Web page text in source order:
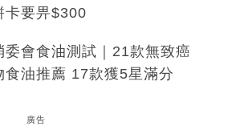
卡要畀$300
委會食油測試｜21款無致癌
食油推薦 17款獲5星滿分
廣告